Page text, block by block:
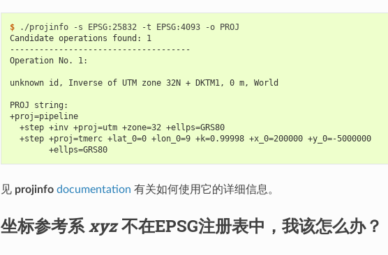
$
Candidate operations found: 1
-------------------------------------
Operation No. 1:
unknown id, Inverse of UTM zone 32N + DKTM1, 0 m, World
PROJ string:
+proj=pipeline
  +step +inv +proj=utm +zone=32 +ellps=GRS80
  +step +proj=tmerc +lat_0=0 +lon_0=9 +k=0.99998 +x_0=200000 +y_0=-5000000
        +ellps=GRS80
见 projinfo documentation 有关如何使用它的详细信息。
坐标参考系xyz不在EPSG注册表中，我该怎么办？